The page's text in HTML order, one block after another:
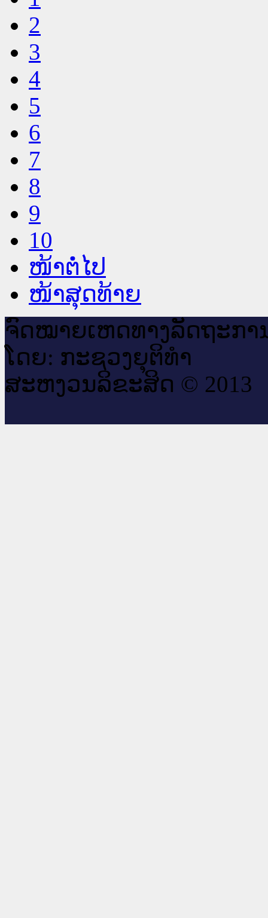
2
3
4
5
6
7
8
9
10
ໜ້າຕໍ່ໄປ
ໜ້າສຸດທ້າຍ
ຈົດ​ໝາຍ​ເຫດ​ທາງ​ລັດ​ຖະ​ກາ
ໂດຍ: ກະ​ຊວງຍຸ​ຕິ​ທຳ
ສະ​ຫງວນ​ລິ​ຂະ​ສິດ © 2013